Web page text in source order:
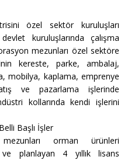
özel sektör kuruluşları
kuruluşlarında çalışma
mezunları özel sektöre
kereste, parke, ambalaj,
mobilya, kaplama, emprenye
ve pazarlama işlerinde
kollarında kendi işlerini
Başlı İşler
orman ürünleri
planlayan 4 yıllık lisans